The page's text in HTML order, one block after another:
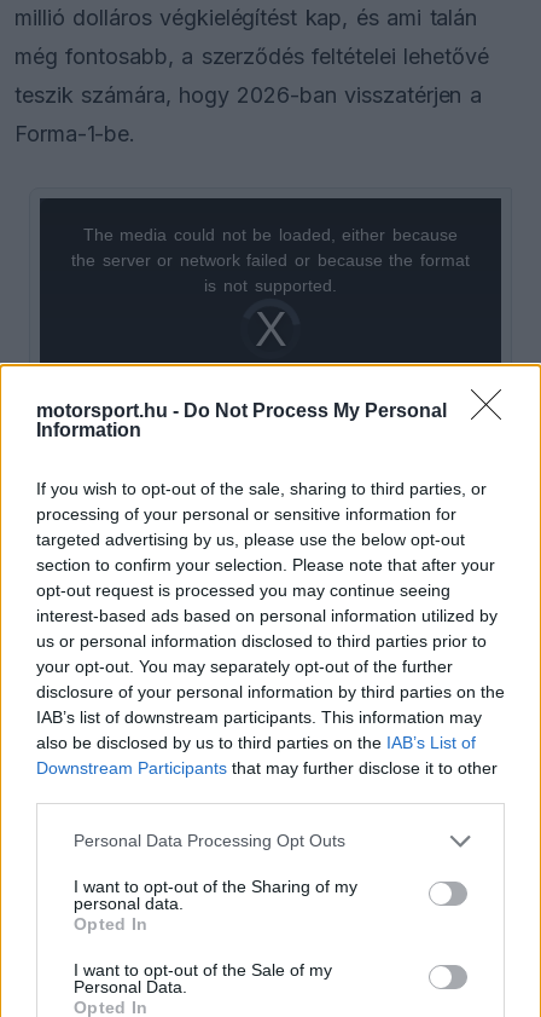
motorsport.hu - Do Not Process My Personal
Information
If you wish to opt-out of the sale, sharing to third parties, or
processing of your personal or sensitive information for
targeted advertising by us, please use the below opt-out
section to confirm your selection. Please note that after your
opt-out request is processed you may continue seeing
interest-based ads based on personal information utilized by
us or personal information disclosed to third parties prior to
your opt-out. You may separately opt-out of the further
disclosure of your personal information by third parties on the
IAB’s list of downstream participants. This information may
also be disclosed by us to third parties on the IAB’s List of
Downstream Participants that may further disclose it to other
Please note that this website/app uses one or more Google
not limited to your visit or usage behaviour. You may click to
grant or deny consent to Google and its third-party tags to
use your data for below specified purposes in below Google
consent section.
Personal Data Processing Opt Outs
I want to opt-out of the Sharing of my
personal data.
Opted In
I want to opt-out of the Sale of my
Personal Data.
Opted In
millió dolláros végkielégítést kap, és ami talán
még fontosabb, a szerződés feltételei lehetővé
teszik számára, hogy 2026-ban visszatérjen a
Forma-1-be.
Video
Player
loading.
modal
The media could not be loaded, either because
the server or network failed or because the format
is not supported.
A szakmai körökben úgy vélik, Horner
visszatérése esetén egy csapattulajdonosi
pozíciót célozhat meg, hasonlót, mint amit régóta
rivális kollégája, Toto Wolff tölt be a Mercedesnél,
aki amellett, hogy csapatfőnök és vezérigazgató,
a csapat harmadának tulajdonosa is. A
PlanetF1.com szerint azonban Horner egyelőre
jelenleg családjára fókuszál – a hétvégén például